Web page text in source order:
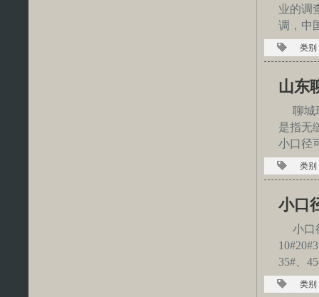
业的调
调，中
类别
山东
聊城
是指无
小口径
类别
小口
小口
35#、
类别